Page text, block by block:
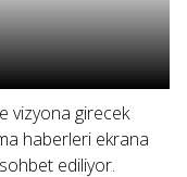
vizyona girecek
haberleri ekrana
ediliyor.